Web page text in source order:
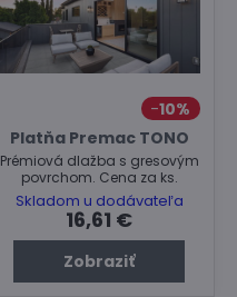
10%
Platňa Premac TONO
Prémiová dlažba s gresovým
povrchom. Cena za ks.
Skladom u dodávateľa
16,61 €
Zobraziť